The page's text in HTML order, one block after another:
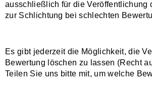
ausschließlich für die Veröffentlichung
zur Schlichtung bei schlechten
Es gibt jederzeit die Möglichkeit, die
Bewertung löschen zu lassen (Recht
Teilen Sie uns bitte mit, um welche